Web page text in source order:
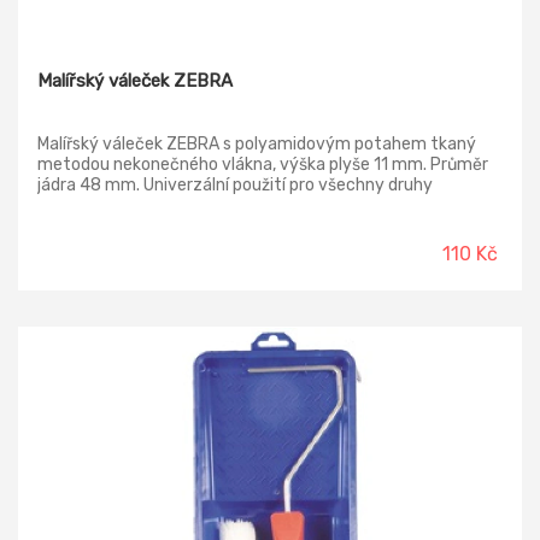
Malířský váleček ZEBRA
Malířský váleček ZEBRA s polyamidovým potahem tkaný
metodou nekonečného vlákna, výška plyše 11 mm. Průměr
jádra 48 mm. Univerzální použití pro všechny druhy
110 Kč